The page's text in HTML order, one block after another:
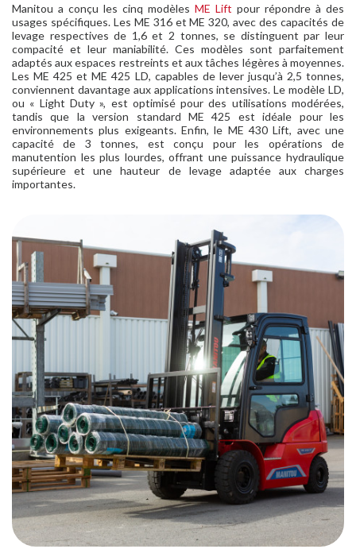
Manitou a conçu les cinq modèles ME Lift pour répondre à des
usages spécifiques. Les ME 316 et ME 320, avec des capacités de
levage respectives de 1,6 et 2 tonnes, se distinguent par leur
compacité et leur maniabilité. Ces modèles sont parfaitement
adaptés aux espaces restreints et aux tâches légères à moyennes.
Les ME 425 et ME 425 LD, capables de lever jusqu’à 2,5 tonnes,
conviennent davantage aux applications intensives. Le modèle LD,
ou « Light Duty », est optimisé pour des utilisations modérées,
tandis que la version standard ME 425 est idéale pour les
environnements plus exigeants. Enfin, le ME 430 Lift, avec une
capacité de 3 tonnes, est conçu pour les opérations de
manutention les plus lourdes, offrant une puissance hydraulique
supérieure et une hauteur de levage adaptée aux charges
importantes.